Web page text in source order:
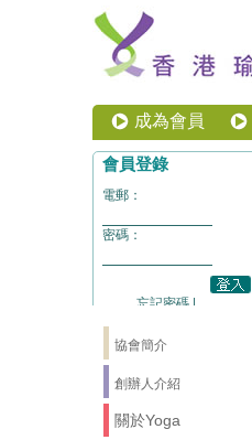
成為會員
協會簡介
創辦人介紹
關於Yoga